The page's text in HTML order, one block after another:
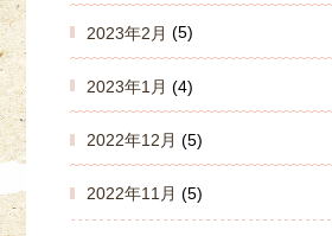
2023年2月 (5)
2023年1月 (4)
2022年12月 (5)
2022年11月 (5)